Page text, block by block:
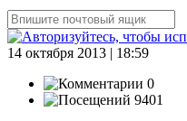
14 октября 2013 | 18:59
0
9401